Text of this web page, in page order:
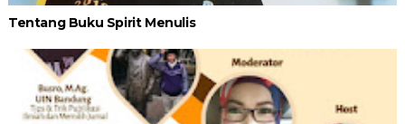
Tentang Buku Spirit Menulis